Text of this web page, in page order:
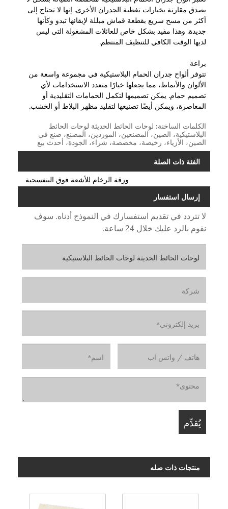
يصدق مقارنة بخيارات تغطية الجدران الأخرى. إنها لا تحتاج إلى
أكثر من مسح سريع بقطعة قماش مبللة لإبقائها تبدو وكأنها
جديدة. وهذا مفيد بشكل خاص للعائلات المشغولة التي ليس
لديها الوقت الكافي للتنظيف المنتظم.
براعة
تتوفر ألواح جدران الحمام البلاستيكية في مجموعة واسعة من
الألوان والأنماط، مما يجعلها خيارًا متعدد الاستخدامات لأي
تصميم حمام. يمكن تصميمها لتكمل الحمامات التقليدية أو
المعاصرة، ويمكن أيضًا تصنيعها لتقليد مظهر البلاط أو الخشب.
الكلمات الساخنة: لوحات الحائط الحديثة لوحات الحائط
البلاستيكية، الصين، المصنعين، الموردين، المصنع، صنع في
الصين، الأزياء، رخيصة، مخصصة، شراء، الجودة، أحدث بيع
الفئة ذات الصلة
ورقة الرخام للأشعة فوق البنفسجية
إرسال استفسار
لا تتردد في تقديم استفسارك في النموذج أدناه. سوف
نقوم بالرد عليك خلال 24 ساعة.
منتجات ذات صله